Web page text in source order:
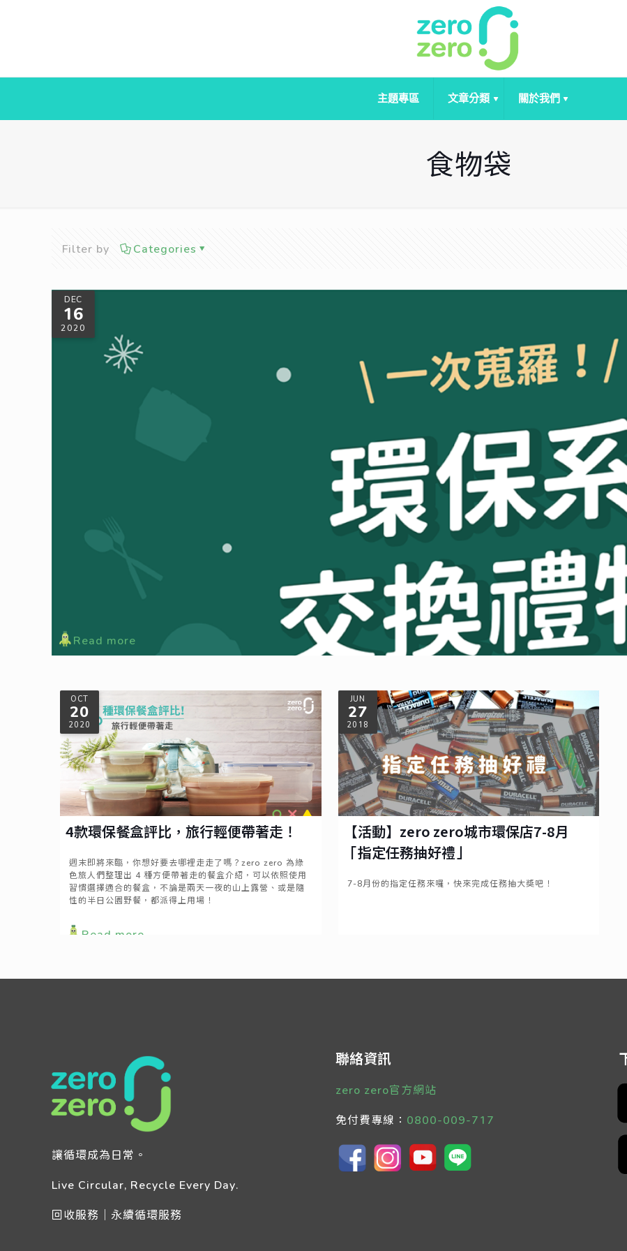
主題專區 文章分類 關於我們
食物袋
Filter by Categories
DEC
16
2020
兼具生活品味＆環境友善的「交換禮物」指南，大學生、上班族、閨蜜送禮都適用！
今年聖誕節，送什麼禮物好呢？一個送到心坎裡的好禮，不見得要昂貴，但一定是別具意義的；今年不妨選擇一份環保禮物，除了讓對方展
Read more
OCT
20
2020
4款環保餐盒評比，旅行輕便帶著走！
週末即將來臨，你想好要去哪裡走走了嗎？zero zero 為綠
色旅人們整理出 4 種方便帶著走的餐盒介紹，可以依照使用
習慣選擇適合的餐盒，不論是兩天一夜的山上露營、或是隨
性的半日公園野餐，都派得上用場！
Read more
JUN
27
2018
【活動】zero zero城市環保店7-8月
「指定任務抽好禮」
7-8月份的指定任務來囉，快來完成任務抽大獎吧！
讓循環成為日常。
Live Circular, Recycle Every Day.
回收服務｜永續循環服務
聯絡資訊
zero zero官方網站
免付費專線： 0800-009-717